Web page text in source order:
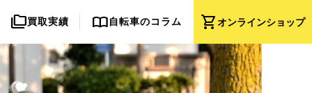
shopping_cartオンラインショップ
folder_copy買取実績 import_contacts自転車のコラム